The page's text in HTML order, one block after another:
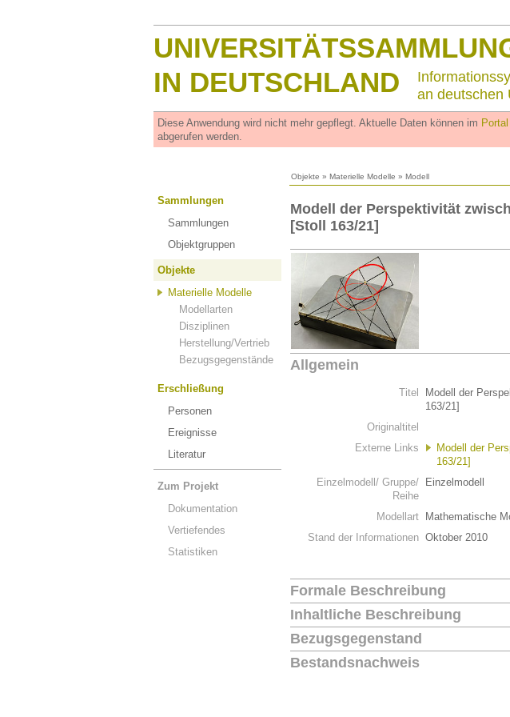
IN DEUTSCHLAND
an deutschen
Diese Anwendung wird nicht mehr gepflegt. Aktuelle Daten können im
abgerufen werden.
Objekte » Materielle Modelle » Modell
Sammlungen
Sammlungen
Objektgruppen
Objekte
Materielle Modelle
Modellarten
Disziplinen
Herstellung/Vertrieb
Bezugsgegenstände
Erschließung
Personen
Ereignisse
Literatur
Zum Projekt
Dokumentation
Vertiefendes
Statistiken
Modell der Perspektivität
[Stoll 163/21]
Allgemein
Titel
Modell der
163/21]
Originaltitel
Externe Links
Modell der
163/21]
Einzelmodell/ Gruppe/
Reihe
Einzelmodell
Modellart
Mathematische
Stand der Informationen Oktober 2010
Formale Beschreibung
Inhaltliche Beschreibung
Bezugsgegenstand
Bestandsnachweis